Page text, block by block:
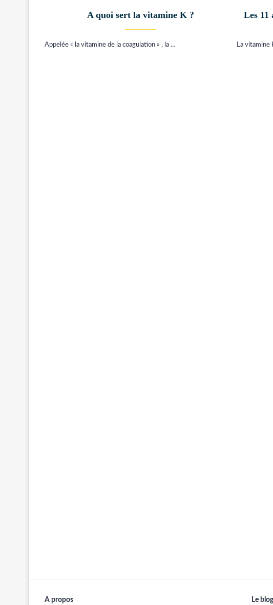
A quoi sert la vitamine K ?
Appelée « la vitamine de la coagulation » , la …
Les 11
La vitamine
A propos Le blog